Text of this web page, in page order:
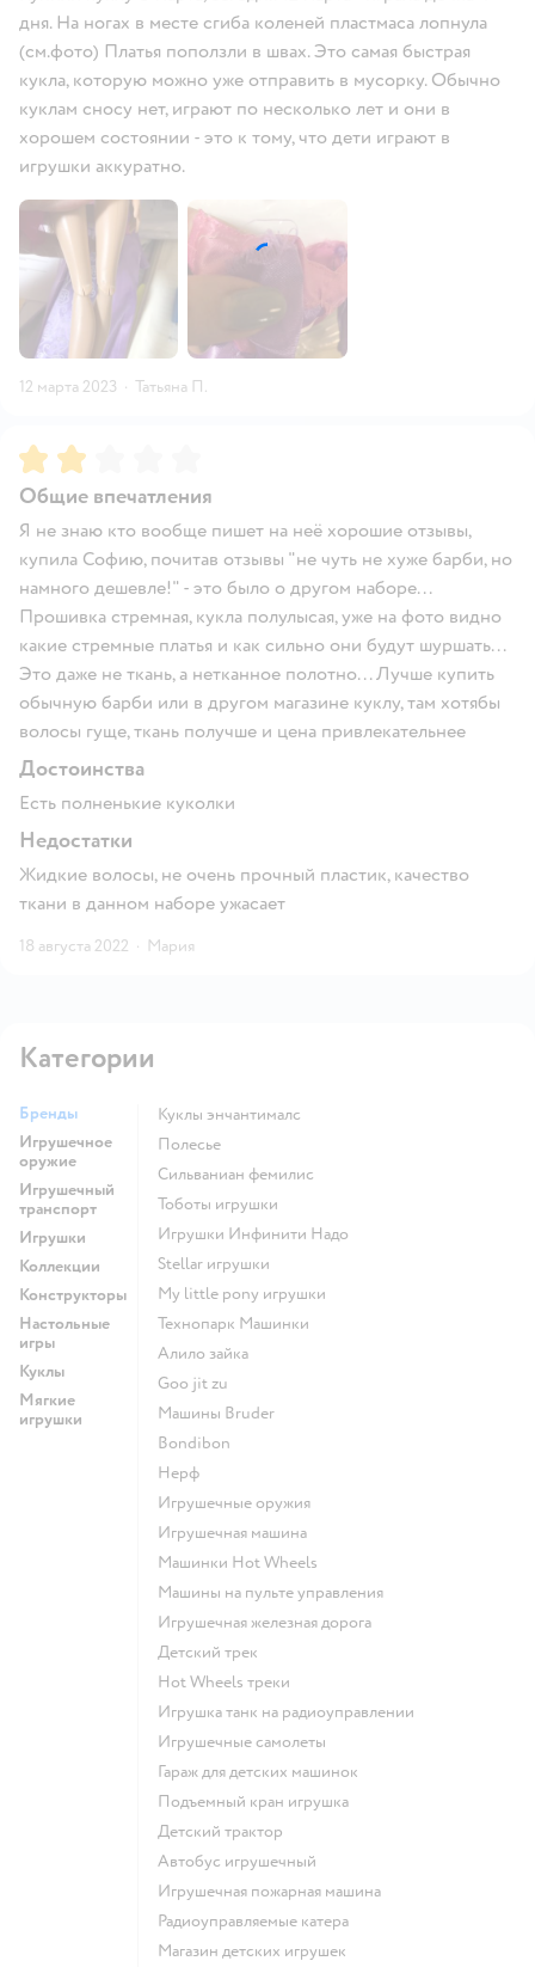
дня. На ногах в месте сгиба коленей пластмаса лопнула
(см.фото) Платья поползли в швах. Это самая быстрая
кукла, которую можно уже отправить в мусорку. Обычно
куклам сносу нет, играют по несколько лет и они в
хорошем состоянии - это к тому, что дети играют в
игрушки аккуратно.
12 марта 2023 · Татьяна П.
Рейтинг:
Общие впечатления
Я не знаю кто вообще пишет на неё хорошие отзывы,
купила Софию, почитав отзывы "не чуть не хуже барби, но
намного дешевле!" - это было о другом наборе...
Прошивка стремная, кукла полулысая, уже на фото видно
какие стремные платья и как сильно они будут шуршать...
Это даже не ткань, а нетканное полотно... Лучше купить
обычную барби или в другом магазине куклу, там хотябы
волосы гуще, ткань получше и цена привлекательнее
Достоинства
Есть полненькие куколки
Недостатки
Жидкие волосы, не очень прочный пластик, качество
ткани в данном наборе ужасает
18 августа 2022 · Мария
Категории
Бренды
Игрушечное
оружие
Игрушечный
транспорт
Игрушки
Коллекции
Конструкторы
Настольные
игры
Куклы
Мягкие
игрушки
Куклы энчантималс
Полесье
Сильваниан фемилис
Тоботы игрушки
Игрушки Инфинити Надо
Stellar игрушки
my little pony игрушки
Технопарк Машинки
Алило зайка
Goo jit zu
Машины Bruder
Bondibon
Нерф
Игрушечные оружия
Игрушечная машина
Машинки Hot Wheels
Машины на пульте управления
Игрушечная железная дорога
Детский трек
Hot Wheels треки
Игрушка танк на радиоуправлении
Игрушечные самолеты
Гараж для детских машинок
Подъемный кран игрушка
Детский трактор
Автобус игрушечный
Игрушечная пожарная машина
Радиоуправляемые катера
Магазин детских игрушек